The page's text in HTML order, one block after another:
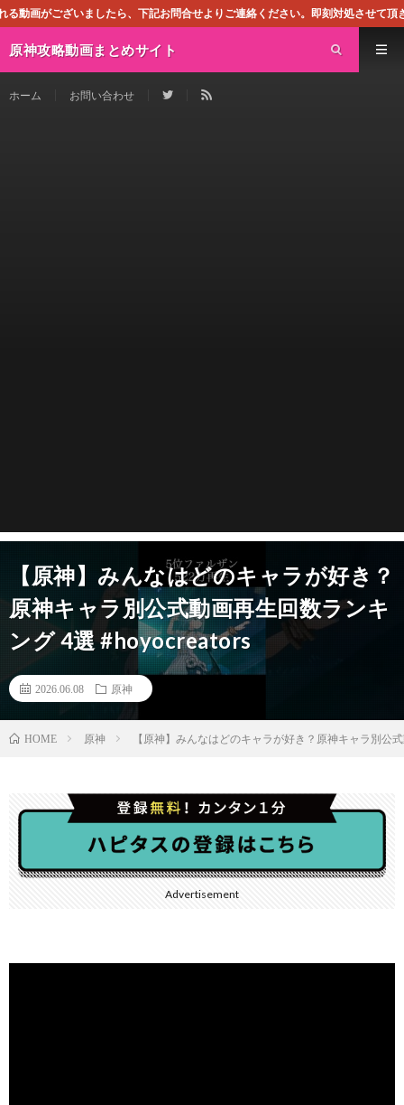
ら、下記お問合せよりご連絡ください。即刻対処させて頂きます。なお、
原神攻略動画まとめサイト
ホーム お問い合わせ
【原神】みんなはどのキャラが好き？
原神キャラ別公式動画再生回数ランキ
ング 4選 #hoyocreators
2026.06.08 原神
HOME 原神 【原神】みんなはどのキャラが好き？原神キャラ別公
Advertisement